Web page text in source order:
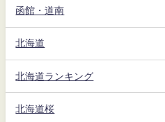
函館・道南
北海道
北海道ランキング
北海道桜